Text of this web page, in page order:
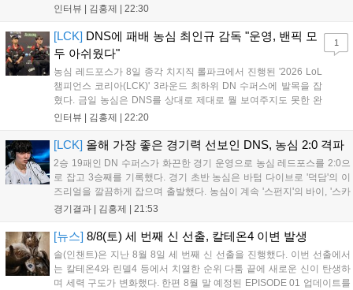
다. 먼저 오랜만의 2:0 완승에 대해 '두두'는 "진짜 오랜만에 거둔 2:0 승
인터뷰 | 김홍제 | 22:30
[LCK] DNS에 패배 농심 최인규 감독 "운영, 밴픽 모
두 아쉬웠다"
농심 레드포스가 8일 종각 치지직 롤파크에서 진행된 '2026 LoL
챔피언스 코리아(LCK)' 3라운드 최하위 DN 수퍼스에 발목을 잡
혔다. 금일 농심은 DNS를 상대로 제대로 뭘 보여주지도 못한 완
패를 당하고 말았다. 이하 농심 레드포스 최인규 감독과 '리헨즈'
인규 감독 : 모든 경...
인터뷰 | 김홍제 | 22:20
1
[LCK] 올해 가장 좋은 경기력 선보인 DNS, 농심 2:0 격파
2승 19패인 DN 수퍼스가 화끈한 경기 운영으로 농심 레드포스를 2:0으
로 잡고 3승째를 기록했다. 경기 초반 농심은 바텀 다이브로 '덕담'의 이
즈리얼을 깔끔하게 잡으며 출발했다. 농심이 계속 '스펀지'의 바이, '스카
웃'의 신드라가 맹활약하며 초반부터 잡은 주도권을 계속 잘 굴렸다.
었...
경기결과 | 김홍제 | 21:53
[뉴스] 8/8(토) 세 번째 신 선출, 칼테온4 이변 발생
솔(인챈트)은 지난 8월 8일 세 번째 신 선출을 진행했다. 이번 선출에서
는 칼테온4와 린델4 등에서 치열한 순위 다툼 끝에 새로운 신이 탄생하
며 세력 구도가 변화했다. 한편 8월 말 예정된 EPISODE 01 업데이트를